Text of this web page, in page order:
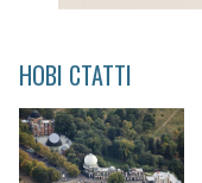
НОВІ СТАТТІ